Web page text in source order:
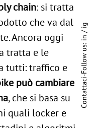
Contattaci
-
Follow us:
in
/
ig
chain: si tratta
che va dal
Ancora oggi
tratta e le
tutti: traffico e
può cambiare
, che si basa su
quali locker e